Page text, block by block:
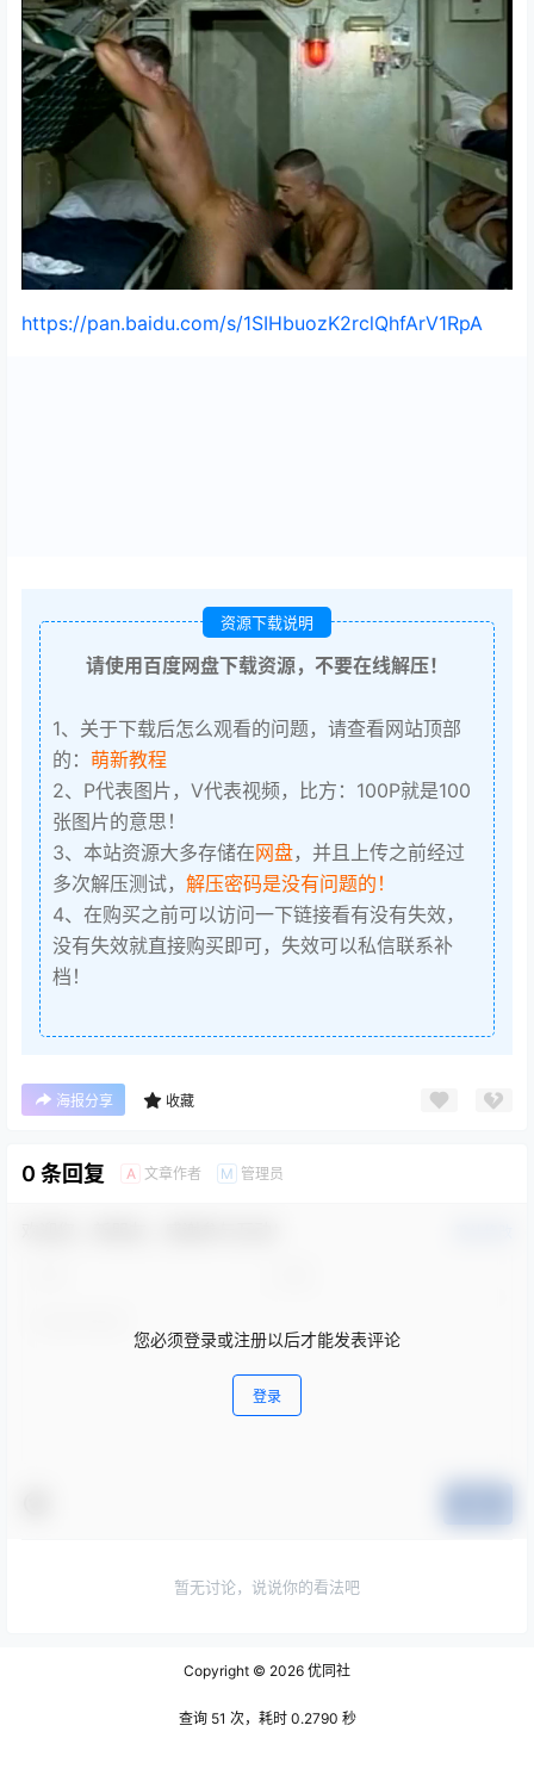
https://pan.baidu.com/s/1SIHbuozK2rclQhfArV1RpA
资源下载说明
请使用百度网盘下载资源，不要在线解压！
1、关于下载后怎么观看的问题，请查看网站顶部
的： 萌新教程
2、P代表图片，V代表视频，比方：100P就是100
张图片的意思！
3、本站资源大多存储在网盘，并且上传之前经过
多次解压测试， 解压密码是没有问题的！
4、在购买之前可以访问一下链接看有没有失效，
没有失效就直接购买即可，失效可以私信联系补
档！
海报分享 收藏
0 条回复 A 文章作者 M 管理员
您必须登录或注册以后才能发表评论
登录
暂无讨论，说说你的看法吧
Copyright © 2026 优同社
查询 51 次，耗时 0.2790 秒